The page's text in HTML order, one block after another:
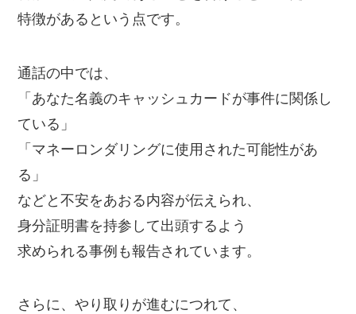
特徴があるという点です。
通話の中では、
「あなた名義のキャッシュカードが事件に関係し
ている」
「マネーロンダリングに使用された可能性があ
る」
などと不安をあおる内容が伝えられ、
身分証明書を持参して出頭するよう
求められる事例も報告されています。
さらに、やり取りが進むにつれて、